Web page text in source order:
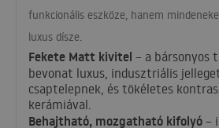
funkcionális eszköze, hanem
luxus dísze.
Fekete Matt kivitel – a bársonyos
bevonat luxus, indusztriális
csaptelepnek, és tökéletes
kerámiával.
Behajtható, mozgatható kifolyó –